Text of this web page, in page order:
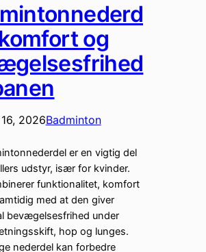
og
2026Badminton
er en vigtig del
udstyr, især for kvinder.
funktionalitet, komfort
med at den giver
bevægelsesfrihed under
hop og lunges.
nederdel kan forbedre